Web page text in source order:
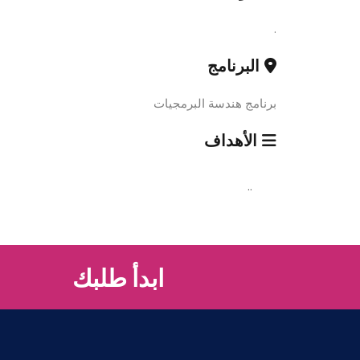
.
البرنامج
برنامج هندسة البرمجيات
الأهداف
..
ابدأ طلبك